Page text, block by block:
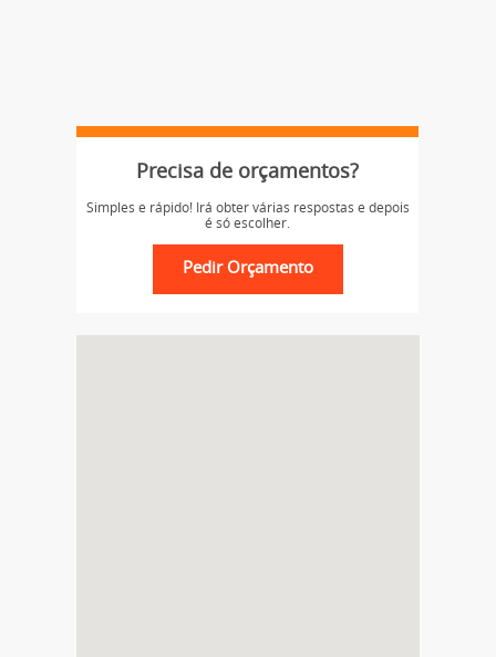
Precisa de orçamentos?
Simples e rápido! Irá obter várias respostas e depois
é só escolher.